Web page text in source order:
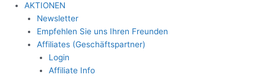
AKTIONEN
Newsletter
Empfehlen Sie uns Ihren Freunden
Affiliates (Geschäftspartner)
Login
Affiliate Info